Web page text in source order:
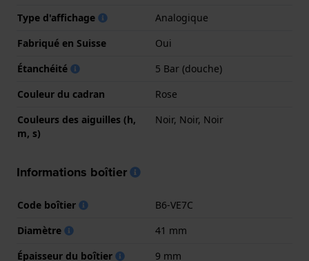
Type d'affichage
Analogique
Fabriqué en Suisse
Oui
Étanchéité
5 Bar (douche)
Couleur du cadran
Rose
Couleurs des aiguilles (h,
m, s)
Noir, Noir, Noir
Informations boîtier
Code boîtier
B6-VE7C
Diamètre
41 mm
Épaisseur du boîtier
9 mm